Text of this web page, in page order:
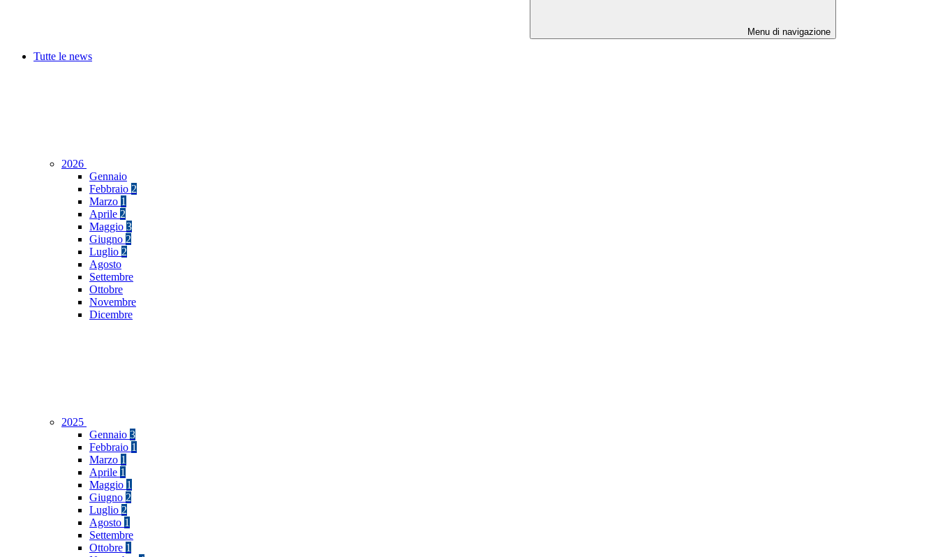
Menu di navigazione
Tutte le news
2026
Gennaio
Febbraio 2
Marzo 1
Aprile 2
Maggio 3
Giugno 2
Luglio 2
Agosto
Settembre
Ottobre
Novembre
Dicembre
2025
Gennaio 3
Febbraio 1
Marzo 1
Aprile 1
Maggio 1
Giugno 2
Luglio 2
Agosto 1
Settembre
Ottobre 1